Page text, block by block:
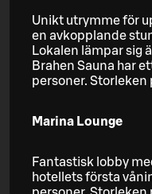
Unikt utrymme för
en avkopplande
Lokalen lämpar sig
Brahen Sauna har
personer. Storleken
Marina Lounge
Fantastisk lobby
hotellets första